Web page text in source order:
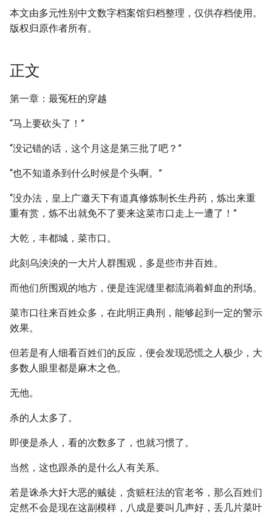
本文由多元性别中文数字档案馆归档整理，仅供存档使用。
版权归原作者所有。
正文
第一章：最冤枉的穿越
“马上要砍头了！”
“没记错的话，这个月这是第三批了吧？”
“也不知道杀到什么时候是个头啊。”
“没办法，皇上广邀天下有道真修炼制长生丹药，炼出来重
重有赏，炼不出就免不了要来这菜市口走上一遭了！”
大乾，丰都城，菜市口。
此刻乌泱泱的一大片人群围观，多是些市井百姓。
而他们所围观的地方，便是连泥缝里都流淌着鲜血的刑场。
菜市口往来百姓众多，在此明正典刑，能够起到一定的警示
效果。
但若是有人细看百姓们的反应，便会发现恐慌之人极少，大
多数人眼里都是麻木之色。
无他。
杀的人太多了。
即便是杀人，看的次数多了，也就习惯了。
当然，这也跟杀的是什么人有关系。
若是诛杀大奸大恶的贼徒，贪赃枉法的官老爷，那么百姓们
定然不会是现在这副模样，八成是要叫几声好，丢几片菜叶